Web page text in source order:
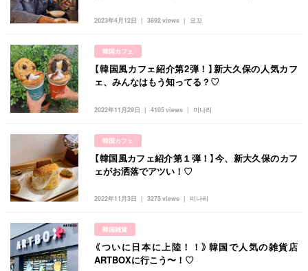
manimani について
カテゴリー一覧
キュレーター一覧
運営会社
プライバシーポリシー
お問い合わせ
韓国 オルチャン 韓国コスメ
メイク k-pop コスメ ファッション
kpop トレンド 韓国メイク
オルチャンメイク twice 人気
韓国ドラマ カフェ
2023年4月12日 요꼬
3892 views
韓国カフェ
2022年11月29日 미나리
4105 views
【韓国風カフェ紹介第2弾！】新大久保の人気カフ
ェ、みんなはもう知ってる？♡
韓国カフェ
2022年11月3日 미나리
3275 views
【韓国風カフェ紹介第１弾！】今、新大久保のカフ
ェがお洒落でアツい！♡
韓国雑貨
《ついに日本に上陸！！》韓国で人気の雑貨店
ARTBOXに行こう〜！♡